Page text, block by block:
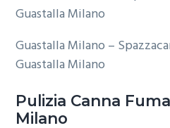
Guastalla Milano –
Guastalla Milano
Pulizia Canna
Milano